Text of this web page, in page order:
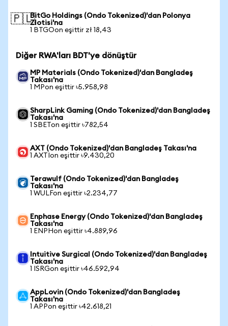
🇵🇱BitGo Holdings (Ondo Tokenized)'dan Polonya
Zlotisi'na
1 BTGOon eşittir zł 18,43
Diğer RWA'ları BDT'ye dönüştür
MP Materials (Ondo Tokenized)'dan Bangladeş
Takası'na
1 MPon eşittir ৳5.958,98
SharpLink Gaming (Ondo Tokenized)'dan Bangladeş
Takası'na
1 SBETon eşittir ৳782,54
AXT (Ondo Tokenized)'dan Bangladeş Takası'na
1 AXTIon eşittir ৳9.430,20
Terawulf (Ondo Tokenized)'dan Bangladeş
Takası'na
1 WULFon eşittir ৳2.234,77
Enphase Energy (Ondo Tokenized)'dan Bangladeş
Takası'na
1 ENPHon eşittir ৳4.889,96
Intuitive Surgical (Ondo Tokenized)'dan Bangladeş
Takası'na
1 ISRGon eşittir ৳46.592,94
AppLovin (Ondo Tokenized)'dan Bangladeş
Takası'na
1 APPon eşittir ৳42.618,21